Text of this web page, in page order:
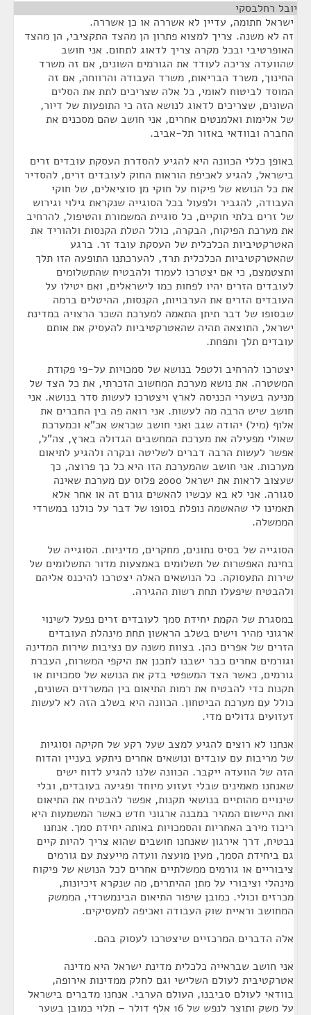
יובל רחלבסקי
ישראל חתומה, עדיין לא אשררה או כן אשררה.
זה לא משנה. צריך למצוא פתרון הן מהצד התקציבי, הן מהצד
האופרטיבי ובכל מקרה צריך לדאוג לתחום. אני חושב
שהוועדה צריכה לעודד את הגורמים השונים, אם זה משרד
החינוך, משרד הבריאות, משרד העבודה והרווחה, אם זה
המוסד לביטוח לאומי, כל אלה שצריכים לתת את הסלים
השונים, שצריכים לדאוג לנושא הזה כי התופעות של דיור,
של אלימות ואלמנטים אחרים, אני חושב שהם מסכנים את
החברה ובוודאי באזור תל-אביב.
באופן כללי הכוונה היא להגיע להסדרת העסקת עובדים זרים
בישראל, להגיע לאכיפת הוראות החוק לעובדים זרים, להסדיר
את כל הנושא של פיקוח על חוקי מן סוציאלים, של חוקי
העבודה, להגביר ולפעול בכל הסוגייה שנקראת גילוי וגירוש
של זרים בלתי חוקיים, כל סוגיית המשמורת והטיפול, להרחיב
את מערכת הפיקוח, הבקרה, כולל הטלת הקנסות ולהוריד את
האטרקטיביות הכלכלית של העסקת עובד זר. ברגע
שהאטרקטיביות הכלכלית תרד, להערכתנו התופעה הזו תלך
ותצטמצם, כי אם יצטרכו לעמוד ולהבטיח שהתשלומים
לעובדים הזרים יהיו לפחות כמו לישראלים, ואם יטילו על
העובדים הזרים את הערבויות, הקנסות, ההיטלים ברמה
שבסופו של דבר תיתן התאמה למערכת השכר הרצויה במדינת
ישראל, התוצאה תהיה שהאטרקטיביות להעסיק את אותם
עובדים תלך ותפחת.
יצטרכו להרחיב ולטפל בנושא של סמכויות על-פי פקודת
המשטרה. את נושא מערכת המחשוב הזכרתי, את כל הצד של
מניעה בשערי הכניסה לארץ ויצטרכו לעשות סדר בנושא. אני
חושב שיש הרבה מה לעשות. אני רואה פה בין החברים את
אלוף (מיל) יהודה שגב ואני חושב שכראש אכ"א וכמערכת
שאולי מפעילה את מערכת המחשבים הגדולה בארץ, צה"ל,
אפשר לעשות הרבה דברים לשליטה ובקרה ולהגיע לתיאום
מערכות. אני חושב שהמערכת הזו היא כל כך פרוצה, כך
שעצוב לראות את ישראל 2000 פלוס עם מערכת שאינה
סגורה. אני לא בא עכשיו להאשים גורם זה או אחר אלא
תאמינו לי שהאשמה נופלת בסופו של דבר על כולנו במשרדי
הממשלה.
הסוגייה של בסיס נתונים, מחקרים, מדיניות. הסוגייה של
בחינת האפשרות של תשלומים באמצעות מדור התשלומים של
שירות התעסוקה. כל הנושאים האלה יצטרכו להיכנס אליהם
ולהבטיח שיפעלו תחת רשות ההגירה.
במסגרת של הקמת יחידת סמך לעובדים זרים נפעל לשינוי
ארגוני מהיר וישים בשלב הראשון תחת מינהלת העובדים
הזרים של אפרים כהן. בצוות משנה עם נציבות שירות המדינה
וגורמים אחרים כבר ישבנו לתכנן את היקפי המשרות, העברת
גורמים, כאשר הצד המשפטי בדק את הנושא של סמכויות או
תקנות כדי להבטיח את רמות התיאום בין המשרדים השונים,
כולל עם מערכת הביטחון. הכוונה היא בשלב הזה לא לעשות
זעזועים גדולים מדי.
אנחנו לא רוצים להגיע למצב שעל רקע של חקיקה וסוגיות
של מריבות עם עובדים ונושאים אחרים ניתקע בעניין והדוח
הזה של הוועדה ייקבר. הכוונה שלנו להגיע לדוח ישים
שאנחנו מאמינים שבלי זעזוע מיוחד ופגיעה בעובדים, ובלי
שינויים מהותיים בנושאי תקנות, אפשר להבטיח את התיאום
ואת היישום המהיר במבנה ארגוני חדש כאשר המשמעות היא
ריכוז מירב האחריות והסמכויות באותה יחידת סמך. אנחנו
נבטיח, דרך אירגון שאנחנו חושבים שהוא צריך להיות קיים
גם ביחידת הסמך, מעין מועצה וועדה מייעצת עם גורמים
ציבוריים או גורמים ממשלתיים אחרים לכל הנושא של פיקוח
מינהלי וציבורי על מתן ההיתרים, מה שנקרא זיכיונות,
מכרזים וכולי. כמובן שיפור התיאום הבינמשרדי, הממשק
המחושב וראיית שוק העבודה ואכיפה למעסיקים.
אלה הדברים המרכזיים שיצטרכו לעסוק בהם.
אני חושב שבראייה כלכלית מדינת ישראל היא מדינה
אטרקטיבית לעולם השלישי וגם לחלק ממדינות אירופה,
בוודאי לעולם סביבנו, העולם הערבי. אנחנו מדברים בישראל
על משק ותוצר לנפש של 16 אלף דולר – תלוי כמובן בשער